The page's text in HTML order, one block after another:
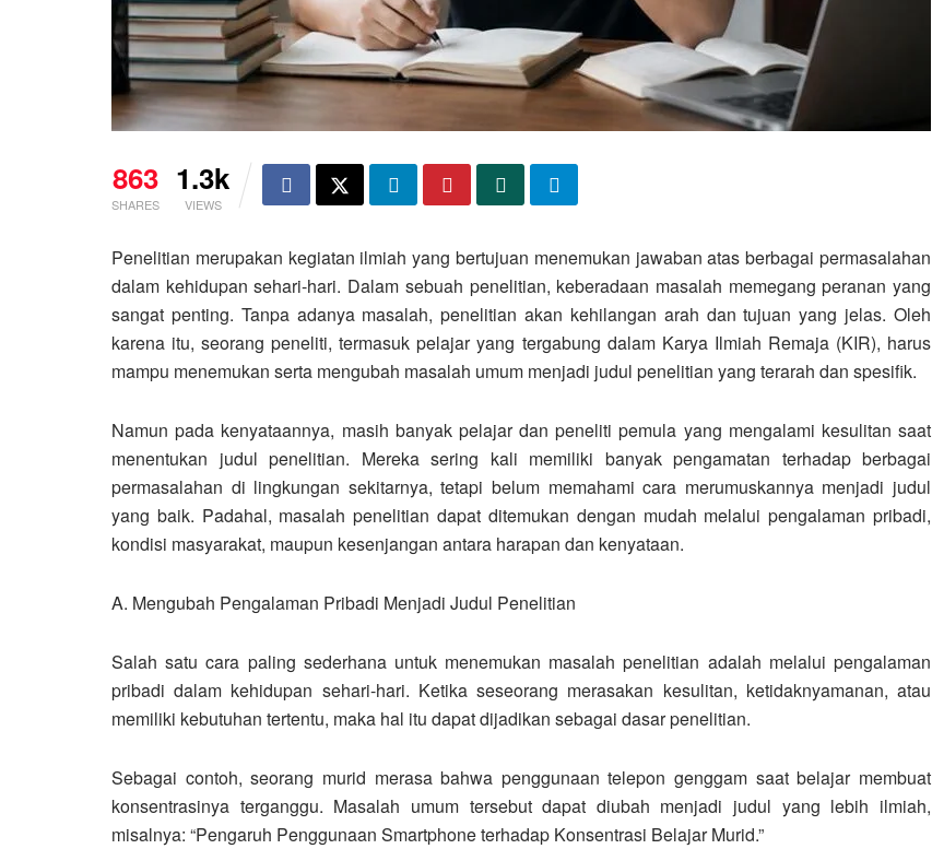
863
SHARES
1.3k
VIEWS
Penelitian merupakan kegiatan ilmiah yang bertujuan menemukan jawaban atas berbagai permasalahan
dalam kehidupan sehari-hari. Dalam sebuah penelitian, keberadaan masalah memegang peranan yang
sangat penting. Tanpa adanya masalah, penelitian akan kehilangan arah dan tujuan yang jelas. Oleh
karena itu, seorang peneliti, termasuk pelajar yang tergabung dalam Karya Ilmiah Remaja (KIR), harus
mampu menemukan serta mengubah masalah umum menjadi judul penelitian yang terarah dan spesifik.
Namun pada kenyataannya, masih banyak pelajar dan peneliti pemula yang mengalami kesulitan saat
menentukan judul penelitian. Mereka sering kali memiliki banyak pengamatan terhadap berbagai
permasalahan di lingkungan sekitarnya, tetapi belum memahami cara merumuskannya menjadi judul
yang baik. Padahal, masalah penelitian dapat ditemukan dengan mudah melalui pengalaman pribadi,
kondisi masyarakat, maupun kesenjangan antara harapan dan kenyataan.
A. Mengubah Pengalaman Pribadi Menjadi Judul Penelitian
Salah satu cara paling sederhana untuk menemukan masalah penelitian adalah melalui pengalaman
pribadi dalam kehidupan sehari-hari. Ketika seseorang merasakan kesulitan, ketidaknyamanan, atau
memiliki kebutuhan tertentu, maka hal itu dapat dijadikan sebagai dasar penelitian.
Sebagai contoh, seorang murid merasa bahwa penggunaan telepon genggam saat belajar membuat
konsentrasinya terganggu. Masalah umum tersebut dapat diubah menjadi judul yang lebih ilmiah,
misalnya: “Pengaruh Penggunaan Smartphone terhadap Konsentrasi Belajar Murid.”